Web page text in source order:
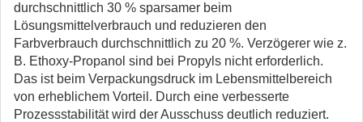
durchschnittlich 30 % sparsamer beim
Lösungsmittelverbrauch und reduzieren den
Farbverbrauch durchschnittlich zu 20 %. Verzögerer wie z.
B. Ethoxy-Propanol sind bei Propyls nicht erforderlich.
Das ist beim Verpackungsdruck im Lebensmittelbereich
von erheblichem Vorteil. Durch eine verbesserte
Prozessstabilität wird der Ausschuss deutlich reduziert.